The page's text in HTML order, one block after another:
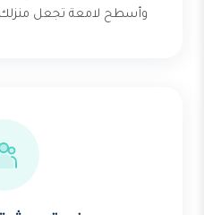
وأسطح لامعة تجعل منزلك